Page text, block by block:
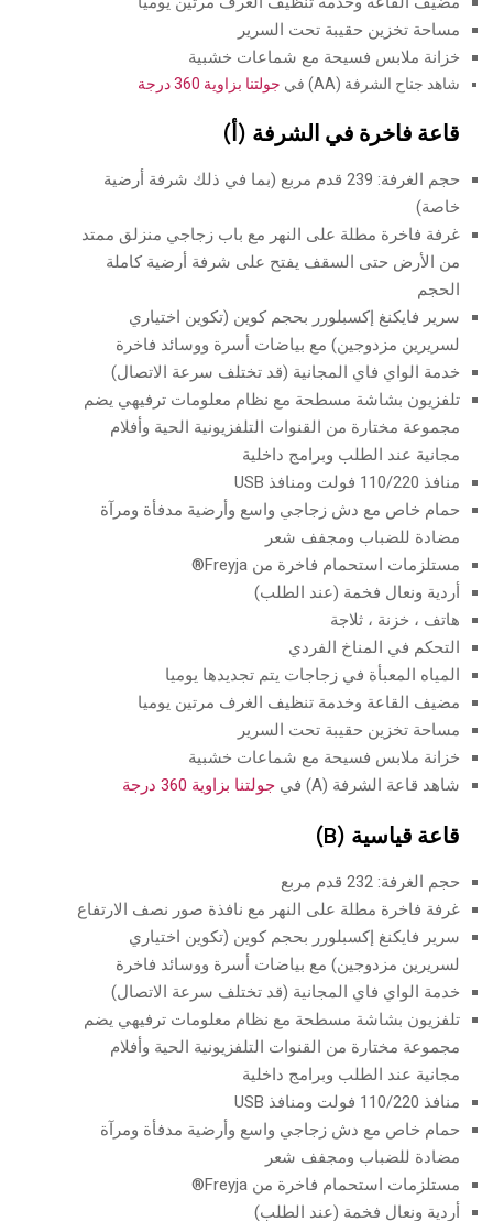
مساحة تخزين حقيبة تحت السرير
خزانة ملابس فسيحة مع شماعات خشبية
شاهد جناح الشرفة (AA) في جولتنا بزاوية 360 درجة
قاعة فاخرة في الشرفة (أ)
حجم الغرفة: 239 قدم مربع (بما في ذلك شرفة أرضية
خاصة)
غرفة فاخرة مطلة على النهر مع باب زجاجي منزلق ممتد
من الأرض حتى السقف يفتح على شرفة أرضية كاملة
الحجم
سرير فايكنغ إكسبلورر بحجم كوين (تكوين اختياري
لسريرين مزدوجين) مع بياضات أسرة ووسائد فاخرة
خدمة الواي فاي المجانية (قد تختلف سرعة الاتصال)
تلفزيون بشاشة مسطحة مع نظام معلومات ترفيهي يضم
مجموعة مختارة من القنوات التلفزيونية الحية وأفلام
مجانية عند الطلب وبرامج داخلية
منافذ 110/220 فولت ومنافذ USB
حمام خاص مع دش زجاجي واسع وأرضية مدفأة ومرآة
مضادة للضباب ومجفف شعر
مستلزمات استحمام فاخرة من Freyja®
أردية ونعال فخمة (عند الطلب)
هاتف ، خزنة ، ثلاجة
التحكم في المناخ الفردي
المياه المعبأة في زجاجات يتم تجديدها يوميا
مضيف القاعة وخدمة تنظيف الغرف مرتين يوميا
مساحة تخزين حقيبة تحت السرير
خزانة ملابس فسيحة مع شماعات خشبية
شاهد قاعة الشرفة (A) في
جولتنا بزاوية 360 درجة
قاعة قياسية (B)
حجم الغرفة: 232 قدم مربع
غرفة فاخرة مطلة على النهر مع نافذة صور نصف الارتفاع
سرير فايكنغ إكسبلورر بحجم كوين (تكوين اختياري
لسريرين مزدوجين) مع بياضات أسرة ووسائد فاخرة
خدمة الواي فاي المجانية (قد تختلف سرعة الاتصال)
تلفزيون بشاشة مسطحة مع نظام معلومات ترفيهي يضم
مجموعة مختارة من القنوات التلفزيونية الحية وأفلام
مجانية عند الطلب وبرامج داخلية
منافذ 110/220 فولت ومنافذ USB
حمام خاص مع دش زجاجي واسع وأرضية مدفأة ومرآة
مضادة للضباب ومجفف شعر
مستلزمات استحمام فاخرة من Freyja®
أردية ونعال فخمة (عند الطلب)